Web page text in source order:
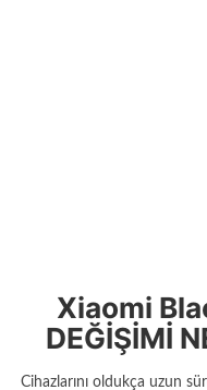
Xiaomi
DEĞİŞİMİ
Cihazlarını oldukça uzun